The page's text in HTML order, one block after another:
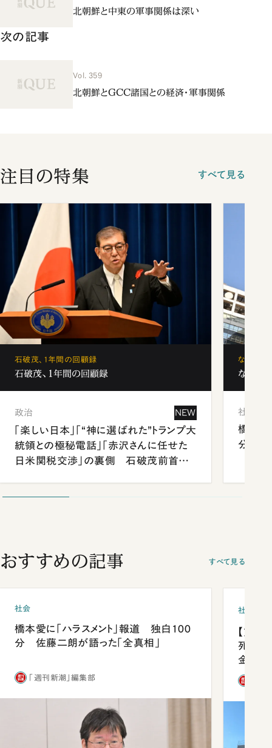
北朝鮮と中東の軍事関係は深い
次の記事
Vol. 359
北朝鮮とGCC諸国との経済・軍事関係
注目の特集 すべて見る
石破茂、1年間の回顧録
石破茂、1年間の回顧録
政治 NEW
「楽しい日本」「“神に選ばれた”トランプ大
統領との極秘電話」「赤沢さんに任せた
日米関税交渉」の裏側 石破茂前首相
なぜ「フ
なぜ「
社会
橋本愛
分 佐
おすすめの記事 すべて見る
社会
橋本愛に「ハラスメント」報道 独白100
分 佐藤二朗が語った「全真相」
「週刊新潮」編集部
社会
【熊本
死を分
金」